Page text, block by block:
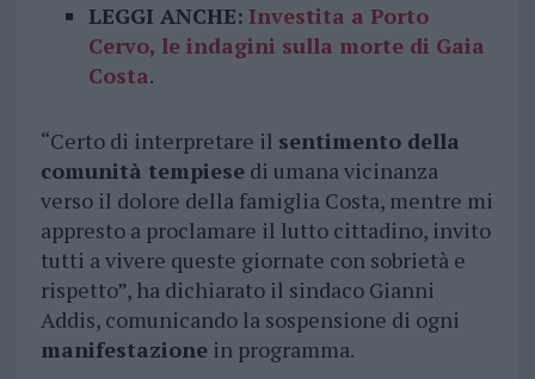
LEGGI ANCHE: Investita a Porto
Cervo, le indagini sulla morte di Gaia
Costa.
“Certo di interpretare il sentimento della
comunità tempiesedi umana vicinanza
verso il dolore della famiglia Costa, mentre mi
appresto a proclamare il lutto cittadino, invito
tutti a vivere queste giornate con sobrietà e
rispetto”, ha dichiarato il sindaco Gianni
Addis, comunicando la sospensione di ogni
manifestazionein programma.